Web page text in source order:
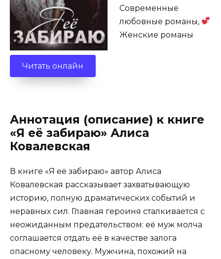
Современные
любовные романы,
Женские романы
Читать онлайн
Аннотация (описание) к книге
«Я её забираю» Алиса
Ковалевская
В книге «Я её забираю» автор Алиса
Ковалевская рассказывает захватывающую
историю, полную драматических событий и
неравных сил. Главная героиня сталкивается с
неожиданным предательством: её муж молча
соглашается отдать её в качестве залога
опасному человеку. Мужчина, похожий на